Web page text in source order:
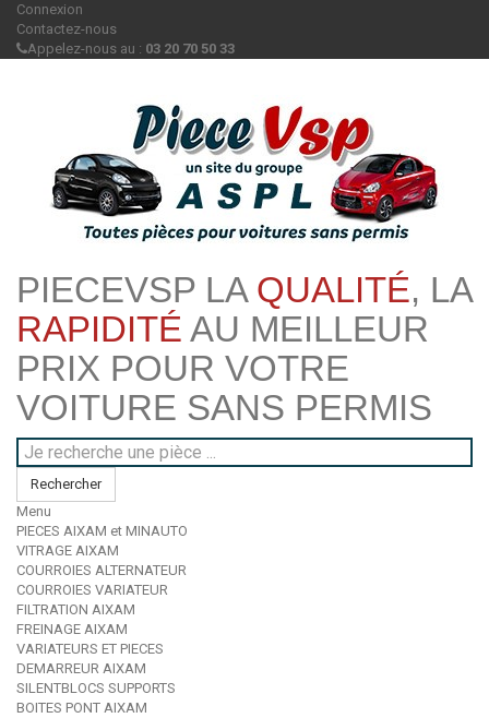
Connexion
Contactez-nous
Appelez-nous au : 03 20 70 50 33
PIECEVSP LA QUALITÉ, LA
RAPIDITÉ AU MEILLEUR
PRIX POUR VOTRE
VOITURE SANS PERMIS
Rechercher
Menu
PIECES AIXAM et MINAUTO
VITRAGE AIXAM
COURROIES ALTERNATEUR
COURROIES VARIATEUR
FILTRATION AIXAM
FREINAGE AIXAM
VARIATEURS ET PIECES
DEMARREUR AIXAM
SILENTBLOCS SUPPORTS
BOITES PONT AIXAM